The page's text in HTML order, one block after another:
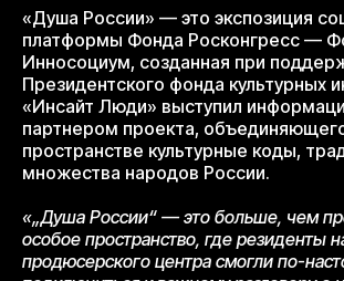
«Душа России» — это экспозиция
платформы Фонда Росконгресс —
Инносоциум, созданная при
Президентского фонда культурных
«Инсайт Люди» выступил
партнером проекта,
пространстве культурные коды,
множества народов России.
«„Душа России“ — это больше, чем
особое пространство, где резиденты
продюсерского центра смогли по-